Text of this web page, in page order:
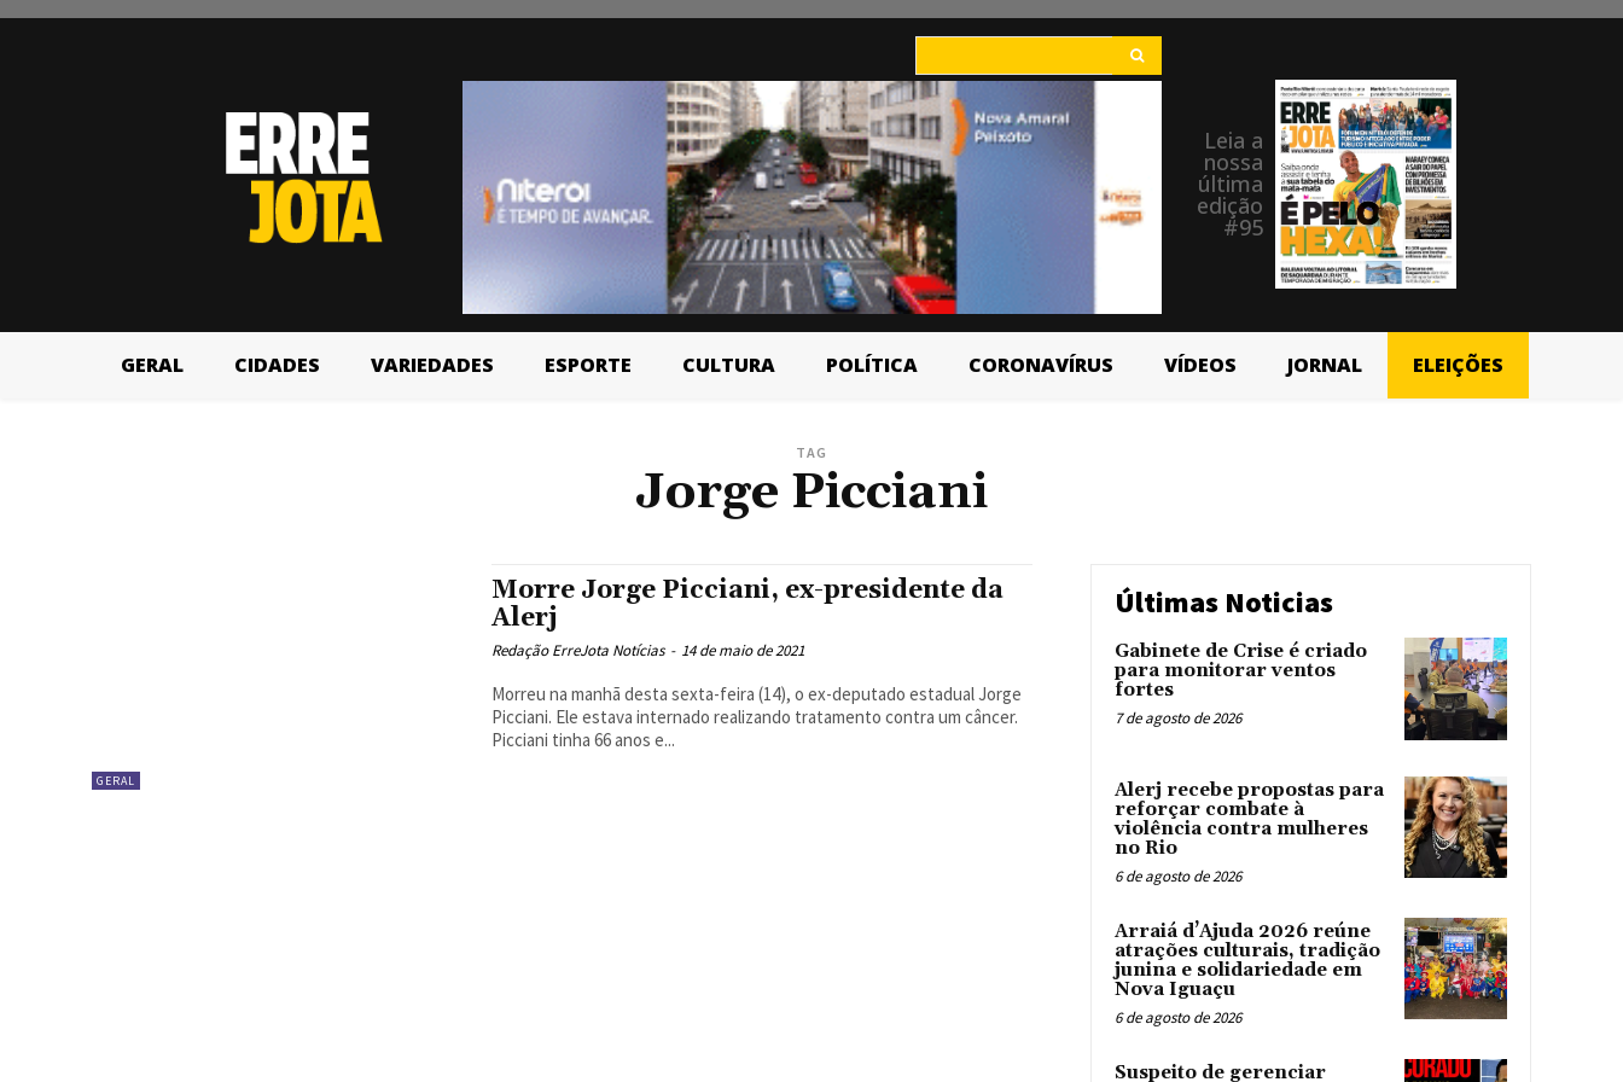
Leia a
nossa
última
edição
#95
GERAL CIDADES VARIEDADES ESPORTE CULTURA POLÍTICA CORONAVÍRUS VÍDEOS JORNAL ELEIÇÕES
TAG
Jorge Picciani
GERAL
Morre Jorge Picciani, ex-presidente da
Alerj
Redação ErreJota Notícias - 14 de maio de 2021
Morreu na manhã desta sexta-feira (14), o ex-deputado estadual Jorge
Picciani. Ele estava internado realizando tratamento contra um câncer.
Picciani tinha 66 anos e...
Últimas Noticias
Gabinete de Crise é criado
para monitorar ventos
fortes
7 de agosto de 2026
Alerj recebe propostas para
reforçar combate à
violência contra mulheres
no Rio
6 de agosto de 2026
Arraiá d’Ajuda 2026 reúne
atrações culturais, tradição
junina e solidariedade em
Nova Iguaçu
6 de agosto de 2026
Suspeito de gerenciar